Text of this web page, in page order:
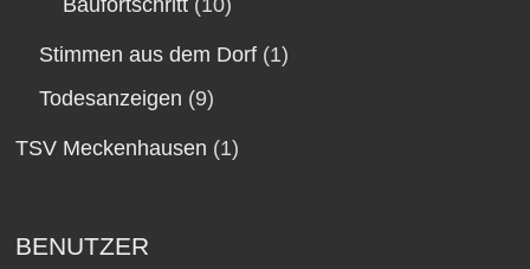
Baufortschritt (10)
Stimmen aus dem Dorf (1)
Todesanzeigen (9)
TSV Meckenhausen (1)
BENUTZER